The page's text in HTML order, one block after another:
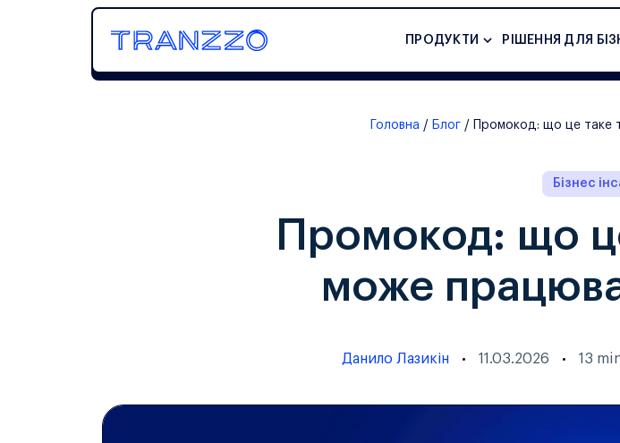
ПРОДУКТИ PІШЕННЯ ДЛЯ
Головна Блог Промокод: що це таке
Бізнес
Промокод: що
може
Данило Лазикін 11.03.2026 13